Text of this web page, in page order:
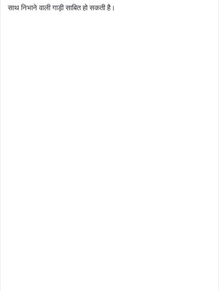
साथ निभाने वाली गाड़ी साबित हो सकती है।